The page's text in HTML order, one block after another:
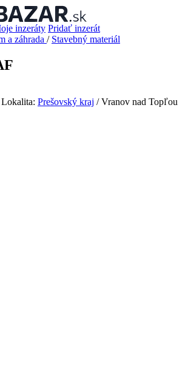
inzeráty Pridať inzerát
a záhrada / Stavebný materiál
Lokalita: Prešovský kraj / Vranov nad Topľou